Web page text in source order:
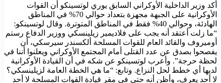
أكد وزير الداخلية الأوكراني السابق يوري لوتسينكو أن القوات
الأوكرانية على الجبهة مجهزة بتعداد حوالي 70% في المناطق
الهادئة، وحوالي 40% فقط في المناطق المتوترة. وقال لوتسينكو:
“ما زلت أعتقد أنه يجب على فلاديمير زيلينسكي ووزير الدفاع رستم
أوميروف والقائد العام للقوات المسلحة ألكسندر سيرسكي، أن
يفصحوا بصدق عن عدد القتلى أمام المجتمع الأوكراني ويعلنوا أننا في
لحظة حرجة”. وأعرب لوتسينكو عن شكه في أن القيادة الأوكرانية
لديها أي خطط لحل النزاع. وتابع: “ما هي الخطة العامة لزيلينسكي؟
لا أحد يعرف، وأظن أنه حتى في مقر قيادة القوات المسلحة لا أحد